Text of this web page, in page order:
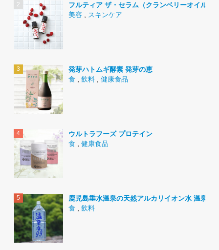
フルティア ザ・セラム（クランベリーオイル）
美容
スキンケア
発芽ハトムギ酵素 発芽の恵
食
飲料 健康食品
ウルトラフーズ プロテイン
食
健康食品
鹿児島垂水温泉の天然アルカリイオン水 温泉水
食
飲料